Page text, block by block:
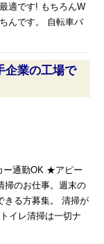
適です! もちろんW
んです。 自転車バ
企業の工場で
通勤OK ★アピー
掃のお仕事。週末の
きる方募集。 清掃が
イレ清掃は一切ナ